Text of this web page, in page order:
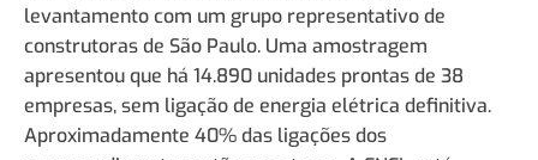
levantamento com um grupo representativo de
construtoras de São Paulo. Uma amostragem
apresentou que há 14.890 unidades prontas de 38
empresas, sem ligação de energia elétrica definitiva.
Aproximadamente 40% das ligações dos